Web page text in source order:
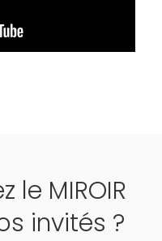
le MIROIR
invités ?